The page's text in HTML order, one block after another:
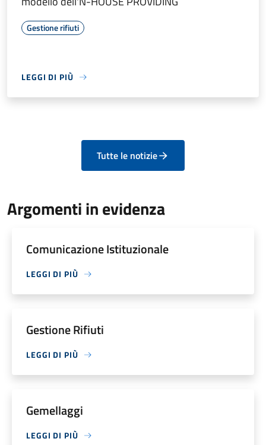
Gestione rifiuti
LEGGI DI PIÙ
Tutte le notizie
Argomenti in evidenza
Comunicazione Istituzionale
LEGGI DI PIÙ
Gestione Rifiuti
LEGGI DI PIÙ
Gemellaggi
LEGGI DI PIÙ